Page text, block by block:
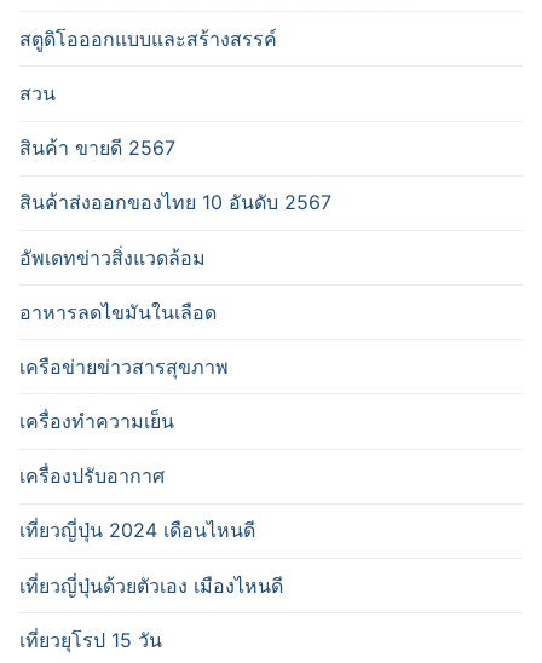
สตูดิโอออกแบบและสร้างสรรค์
สวน
สินค้า ขายดี 2567
สินค้าส่งออกของไทย 10 อันดับ 2567
อัพเดทข่าวสิ่งแวดล้อม
อาหารลดไขมันในเลือด
เครือข่ายข่าวสารสุขภาพ
เครื่องทำความเย็น
เครื่องปรับอากาศ
เที่ยวญี่ปุ่น 2024 เดือนไหนดี
เที่ยวญี่ปุ่นด้วยตัวเอง เมืองไหนดี
เที่ยวยุโรป 15 วัน